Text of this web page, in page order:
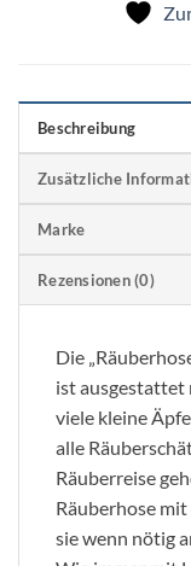
Beschreibung
Zusätzliche
Marke
Rezensionen (0)
Die
ist ausgestattet
viele kleine
alle
Räuberreise
Räuberhose
sie wenn nötig